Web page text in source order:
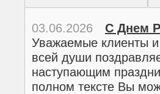
03.06.2026
С Днем
Уважаемые клиенты
всей души
наступающим
полном тексте Вы